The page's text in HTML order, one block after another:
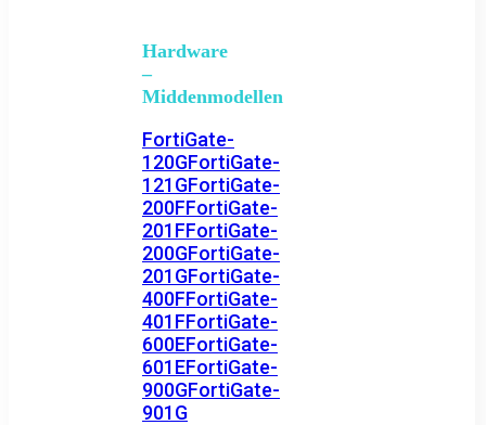
Hardware
–
Middenmodellen
FortiGate-
120GFortiGate-
121GFortiGate-
200FFortiGate-
201FFortiGate-
200GFortiGate-
201GFortiGate-
400FFortiGate-
401FFortiGate-
600EFortiGate-
601EFortiGate-
900GFortiGate-
901G